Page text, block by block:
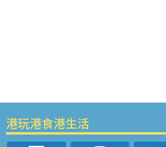
港玩港食港生活